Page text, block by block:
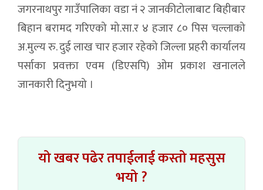
जगरनाथपुर गाउँपालिका वडा नं २ जानकीटोलाबाट बिहीबार
बिहान बरामद गरिएको मो.सा.र ४ हजार ८० पिस चल्लाको
अ.मुल्य रु. दुई लाख चार हजार रहेको जिल्ला प्रहरी कार्यालय
पर्साका प्रवक्ता एवम (डिएसपि) ओम प्रकाश खनालले
जानकारी दिनुभयो ।
यो खबर पढेर तपाईलाई कस्तो महसुस
भयो ?